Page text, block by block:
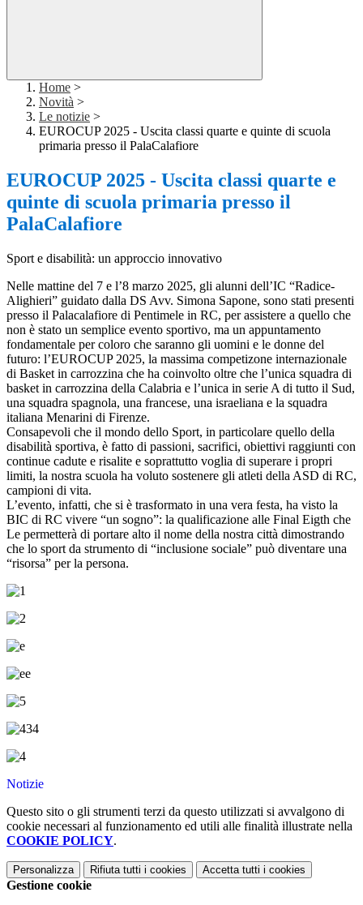
Home >
Novità >
Le notizie >
EUROCUP 2025 - Uscita classi quarte e quinte di scuola
primaria presso il PalaCalafiore
EUROCUP 2025 - Uscita classi quarte e
quinte di scuola primaria presso il
PalaCalafiore
Sport e disabilità: un approccio innovativo
Nelle mattine del 7 e l’8 marzo 2025, gli alunni dell’IC “Radice-
Alighieri” guidato dalla DS Avv. Simona Sapone, sono stati presenti
presso il Palacalafiore di Pentimele in RC, per assistere a quello che
non è stato un semplice evento sportivo, ma un appuntamento
fondamentale per coloro che saranno gli uomini e le donne del
futuro: l’EUROCUP 2025, la massima competizone internazionale
di Basket in carrozzina che ha coinvolto oltre che l’unica squadra di
basket in carrozzina della Calabria e l’unica in serie A di tutto il Sud,
una squadra spagnola, una francese, una israeliana e la squadra
italiana Menarini di Firenze.
Consapevoli che il mondo dello Sport, in particolare quello della
disabilità sportiva, è fatto di passioni, sacrifici, obiettivi raggiunti con
continue cadute e risalite e soprattutto voglia di superare i propri
limiti, la nostra scuola ha voluto sostenere gli atleti della ASD di RC,
campioni di vita.
L’evento, infatti, che si è trasformato in una vera festa, ha visto la
BIC di RC vivere “un sogno”: la qualificazione alle Final Eigth che
Le permetterà di portare alto il nome della nostra città dimostrando
che lo sport da strumento di “inclusione sociale” può diventare una
“risorsa” per la persona.
Notizie
Questo sito o gli strumenti terzi da questo utilizzati si avvalgono di
cookie necessari al funzionamento ed utili alle finalità illustrate nella
COOKIE POLICY.
Personalizza Rifiuta tutti i cookies Accetta tutti i cookies
Gestione cookie